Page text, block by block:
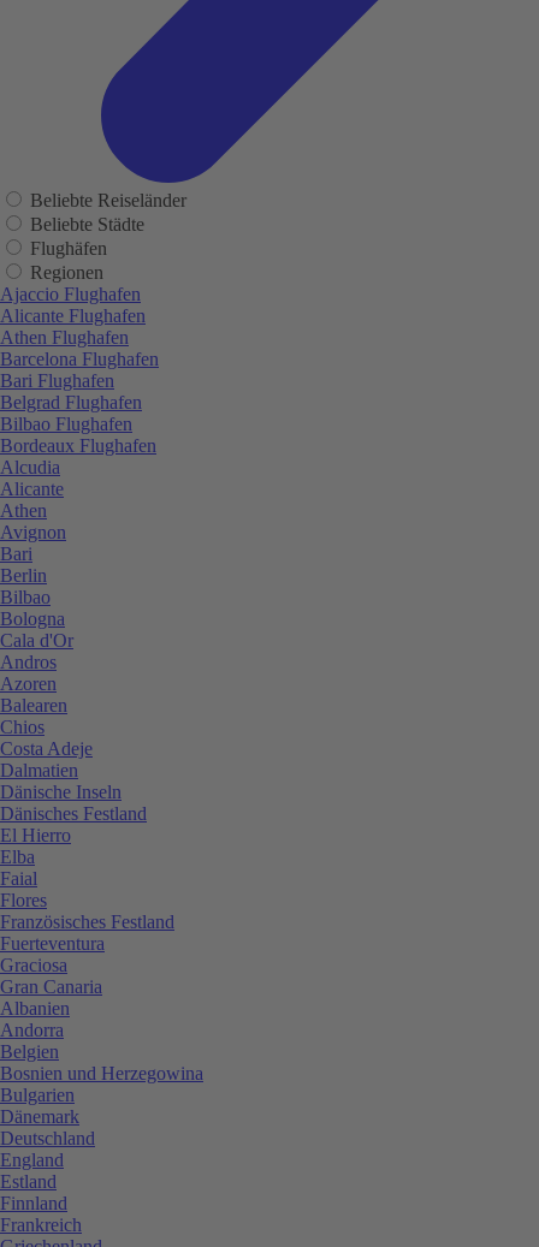
Beliebte Reiseländer
Beliebte Städte
Flughäfen
Regionen
Ajaccio Flughafen
Alicante Flughafen
Athen Flughafen
Barcelona Flughafen
Bari Flughafen
Belgrad Flughafen
Bilbao Flughafen
Bordeaux Flughafen
Alcudia
Alicante
Athen
Avignon
Bari
Berlin
Bilbao
Bologna
Cala d'Or
Andros
Azoren
Balearen
Chios
Costa Adeje
Dalmatien
Dänische Inseln
Dänisches Festland
El Hierro
Elba
Faial
Flores
Französisches Festland
Fuerteventura
Graciosa
Gran Canaria
Albanien
Andorra
Belgien
Bosnien und Herzegowina
Bulgarien
Dänemark
Deutschland
England
Estland
Finnland
Frankreich